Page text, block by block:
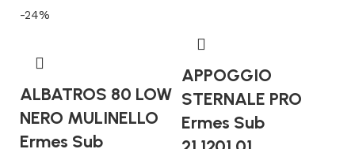
-24%
ALBATROS 80 LOW
NERO MULINELLO
Ermes Sub
APPOGGIO
STERNALE PRO
Ermes Sub